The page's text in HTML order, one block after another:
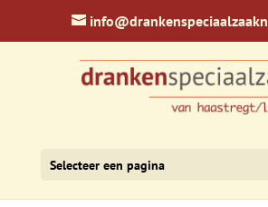
Selecteer een pagina